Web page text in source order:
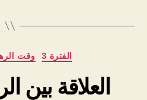
الفترة 3 وقت
العلاقة بين